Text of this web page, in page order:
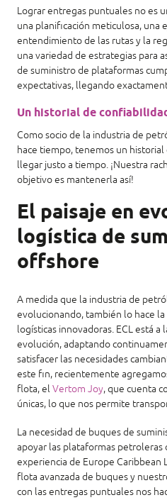
Lograr entregas puntuales no es
una planificación meticulosa, una
entendimiento de las rutas y la
una variedad de estrategias para
de suministro de plataformas
expectativas, llegando
Un historial de
Como socio de la industria de
hace tiempo, tenemos un
llegar justo a tiempo. ¡Nuestra
objetivo es mantenerla así!
El paisaje en
logística de
offshore
A medida que la industria de
evolucionando, también lo hace
logísticas innovadoras. ECL está a
evolución, adaptando
satisfacer las necesidades
este fin, recientemente
flota, el Vertom Joy, que cuenta
únicas, lo que nos permite
La necesidad de buques de
apoyar las plataformas petroleras
experiencia de Europe Caribbean
flota avanzada de buques y
con las entregas puntuales nos